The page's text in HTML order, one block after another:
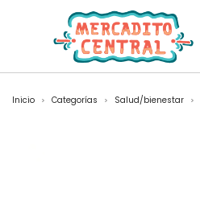
Inicio > Categorías > Salud/bienestar >